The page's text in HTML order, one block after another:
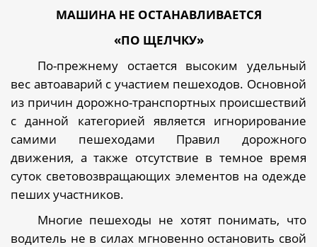
МАШИНА НЕ ОСТАНАВЛИВАЕТСЯ
«ПО ЩЕЛЧКУ»
По-прежнему остается высоким удельный
вес автоаварий с участием пешеходов. Основной
из причин дорожно-транспортных происшествий
с данной категорией является игнорирование
самими пешеходами Правил дорожного
движения, а также отсутствие в темное время
суток световозвращающих элементов на одежде
пеших участников.
Многие пешеходы не хотят понимать, что
водитель не в силах мгновенно остановить свой